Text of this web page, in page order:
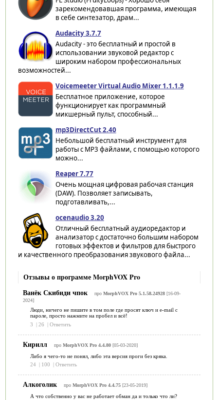
зарекомендовавшая программа, имеющая
в себе синтезатор, драм...
Audacity 3.7.7
Audacity - это бесплатный и простой в
использовании звуковой редактор с
широким набором профессиональных
возможностей...
Voicemeeter Virtual Audio Mixer 1.1.1.9
Бесплатное приложение, которое
функционирует как программный
микшерный пульт, способный...
mp3DirectCut 2.40
Небольшой бесплатный инструмент для
работы с MP3 файлами, с помощью которого
можно...
Reaper 7.77
Очень мощная цифровая рабочая станция
(DAW). Позволяет записывать,
подготавливать,...
ocenaudio 3.20
Отличный бесплатный аудиоредактор и
анализатор с достаточно большим набором
готовых эффектов и фильтров для быстрого
и качественного преобразования звукового файла...
Отзывы о программе MorphVOX Pro
Ванёк Скибиди чпок
про MorphVOX Pro 5.1.58.24928[16-09-
2024]
Люди, ничего не пишите в том поле где просят ключ и е-mail с
пароле, просто нажмите на пробел и всё!
3
| 26 | Ответить
Кирилл про MorphVOX Pro 4.4.80[05-03-2020]
Либо я чего-то не понял, либо эта версия проги без кряка.
24
100 Ответить
Алкоголик про MorphVOX Pro 4.4.75[23-05-2019]
А что собственно у вас не работает обман да и только что ли?